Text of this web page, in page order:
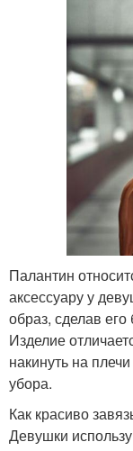
Палантин
аксессуару у
образ, сделав
Изделие
накинуть на
убора.
Как красиво
Девушки